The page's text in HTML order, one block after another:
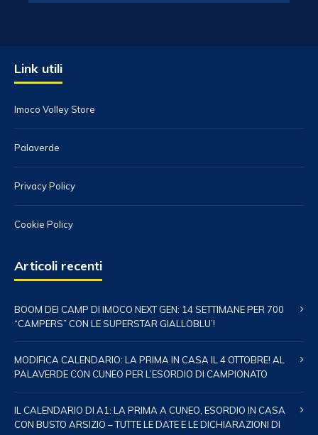
Link utili
Imoco Volley Store
Palaverde
Privacy Policy
Cookie Policy
Articoli recenti
BOOM DEI CAMP DI IMOCO NEXT GEN: 14 SETTIMANE PER 700
“CAMPERS” CON LE SUPERSTAR GIALLOBLU’!
MODIFICA CALENDARIO: LA PRIMA IN CASA IL 4 OTTOBRE! AL
PALAVERDE CON CUNEO PER L’ESORDIO DI CAMPIONATO
IL CALENDARIO DI A1: LA PRIMA A CUNEO, ESORDIO IN CASA
CON BUSTO ARSIZIO – TUTTE LE DATE E LE DICHIARAZIONI DI